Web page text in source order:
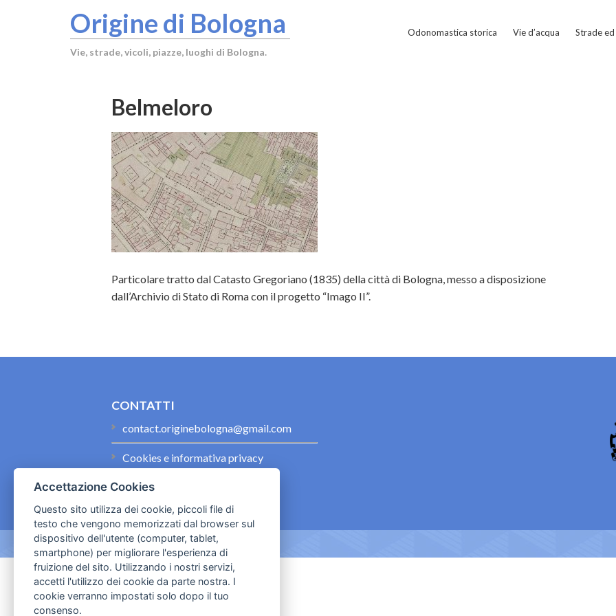
Origine di Bologna
Vie, strade, vicoli, piazze, luoghi di Bologna.
Odonomastica storica Vie d’acqua Strade
Belmeloro
Particolare tratto dal Catasto Gregoriano (1835) della città di Bologna, messo a disposizione
dall’Archivio di Stato di Roma con il progetto “Imago II”.
CONTATTI
contact.originebologna@gmail.com
Cookies e informativa privacy
Accettazione Cookies
Questo sito utilizza dei cookie, piccoli file di
testo che vengono memorizzati dal browser sul
dispositivo dell'utente (computer, tablet,
smartphone) per migliorare l'esperienza di
fruizione del sito. Utilizzando i nostri servizi,
accetti l'utilizzo dei cookie da parte nostra. I
cookie verranno impostati solo dopo il tuo
consenso.